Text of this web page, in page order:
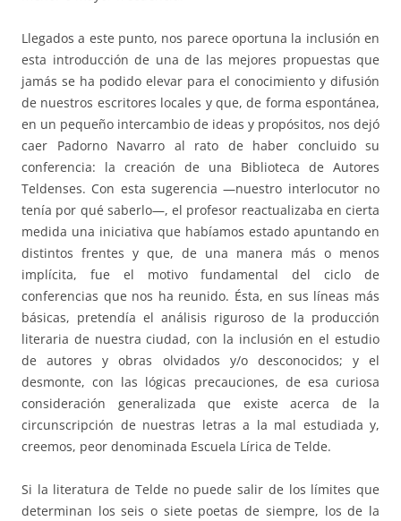
Llegados a este punto, nos parece oportuna la inclusión en
esta introducción de una de las mejores propuestas que
jamás se ha podido elevar para el conocimiento y difusión
de nuestros escritores locales y que, de forma espontánea,
en un pequeño intercambio de ideas y propósitos, nos dejó
caer Padorno Navarro al rato de haber concluido su
conferencia: la creación de una Biblioteca de Autores
Teldenses. Con esta sugerencia —nuestro interlocutor no
tenía por qué saberlo—, el profesor reactualizaba en cierta
medida una iniciativa que habíamos estado apuntando en
distintos frentes y que, de una manera más o menos
implícita, fue el motivo fundamental del ciclo de
conferencias que nos ha reunido. Ésta, en sus líneas más
básicas, pretendía el análisis riguroso de la producción
literaria de nuestra ciudad, con la inclusión en el estudio
de autores y obras olvidados y/o desconocidos; y el
desmonte, con las lógicas precauciones, de esa curiosa
consideración generalizada que existe acerca de la
circunscripción de nuestras letras a la mal estudiada y,
creemos, peor denominada Escuela Lírica de Telde.
Si la literatura de Telde no puede salir de los límites que
determinan los seis o siete poetas de siempre, los de la